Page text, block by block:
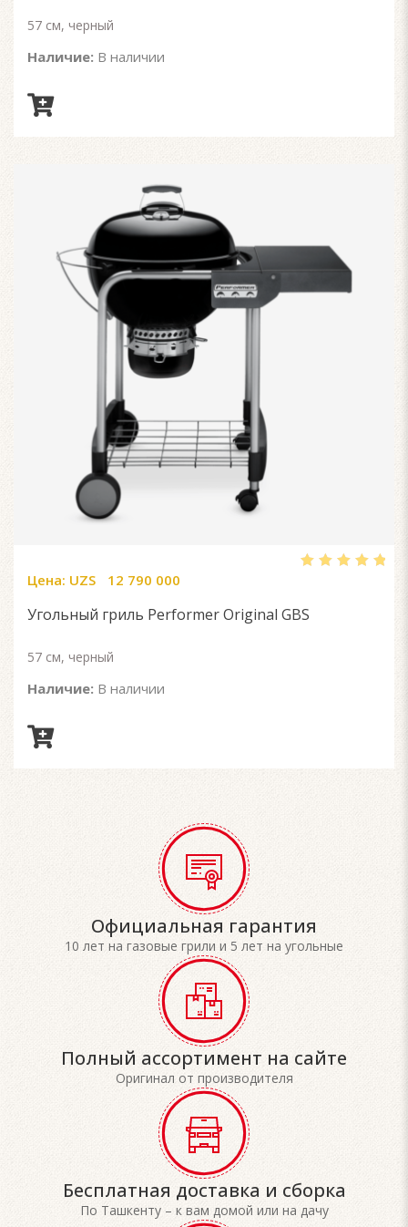
57 см, черный
Наличие: В наличии
Цена: UZS 12 790 000
Угольный гриль Performer Original GBS
57 см, черный
Наличие: В наличии
Официальная гарантия
10 лет на газовые грили и 5 лет на угольные
Полный ассортимент на сайте
Оригинал от производителя
Бесплатная доставка и сборка
По Ташкенту – к вам домой или на дачу